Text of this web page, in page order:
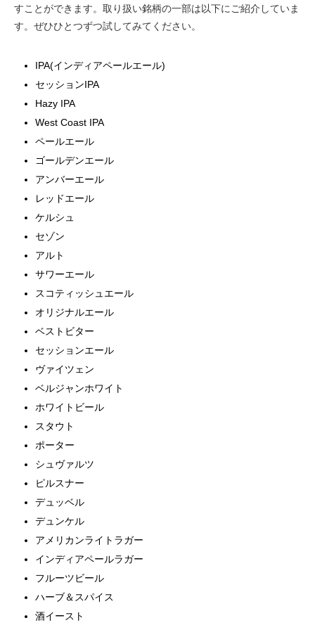
すことができます。取り扱い銘柄の一部は以下にご紹介していま
す。ぜひひとつずつ試してみてください。
IPA(インディアペールエール)
セッションIPA
Hazy IPA
West Coast IPA
ペールエール
ゴールデンエール
アンバーエール
レッドエール
ケルシュ
セゾン
アルト
サワーエール
スコティッシュエール
オリジナルエール
ベストビター
セッションエール
ヴァイツェン
ベルジャンホワイト
ホワイトビール
スタウト
ポーター
シュヴァルツ
ピルスナー
デュッベル
デュンケル
アメリカンライトラガー
インディアペールラガー
フルーツビール
ハーブ＆スパイス
酒イースト